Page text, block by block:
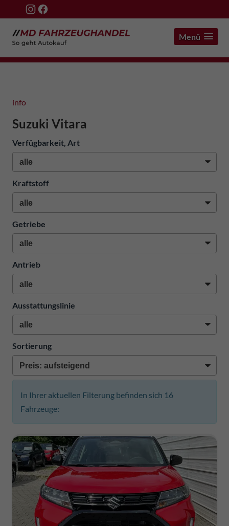
Menü
info
Suzuki Vitara
Verfügbarkeit, Art
Kraftstoff
Getriebe
Antrieb
Ausstattungslinie
Sortierung
In Ihrer aktuellen Filterung befinden sich 16
Fahrzeuge: